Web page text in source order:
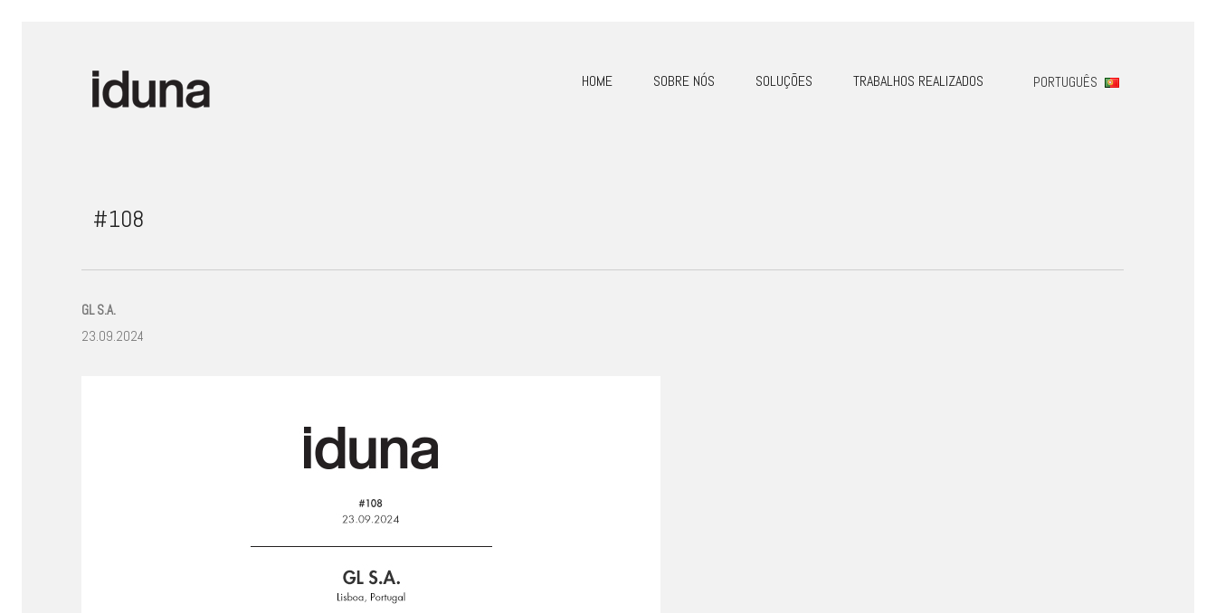
PORTUGUÊS
HOME SOBRE NÓS SOLUÇÕES TRABALHOS REALIZADOS
#108
GL S.A.
23.09.2024